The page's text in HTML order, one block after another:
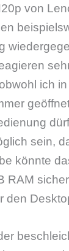
von
ich
sein,
könnte
RAM
den